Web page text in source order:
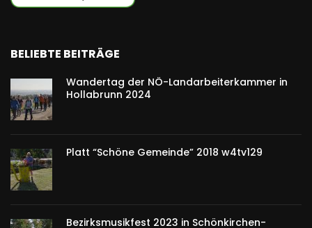
BELIEBTE BEITRÄGE
Wandertag der NÖ-Landarbeiterkammer in
Hollabrunn 2024
Platt “Schöne Gemeinde” 2018 w4tv129
Bezirksmusikfest 2023 in Schönkirchen-